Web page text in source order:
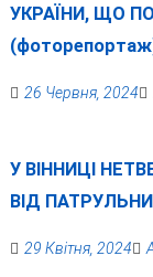
УКРАЇНИ, ЩО
26 Червня, 2024
У ВІННИЦІ
ВІД
29 Квітня, 2024